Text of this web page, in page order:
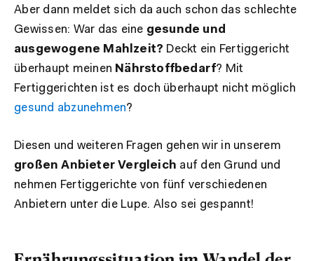
Aber dann meldet sich da auch schon das schlechte
Gewissen: War das eine gesunde und
ausgewogene Mahlzeit? Deckt ein Fertiggericht
überhaupt meinen Nährstoffbedarf? Mit
Fertiggerichten ist es doch überhaupt nicht möglich
gesund abzunehmen?
Diesen und weiteren Fragen gehen wir in unserem
großen Anbieter Vergleich auf den Grund und
nehmen Fertiggerichte von fünf verschiedenen
Anbietern unter die Lupe. Also sei gespannt!